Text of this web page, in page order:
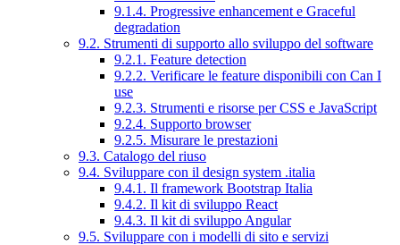
9.1.4. Progressive enhancement e Graceful
degradation
9.2. Strumenti di supporto allo sviluppo del software
9.2.1. Feature detection
9.2.2. Verificare le feature disponibili con Can I
use
9.2.3. Strumenti e risorse per CSS e JavaScript
9.2.4. Supporto browser
9.2.5. Misurare le prestazioni
9.3. Catalogo del riuso
9.4. Sviluppare con il design system .italia
9.4.1. Il framework Bootstrap Italia
9.4.2. Il kit di sviluppo React
9.4.3. Il kit di sviluppo Angular
9.5. Sviluppare con i modelli di sito e servizi